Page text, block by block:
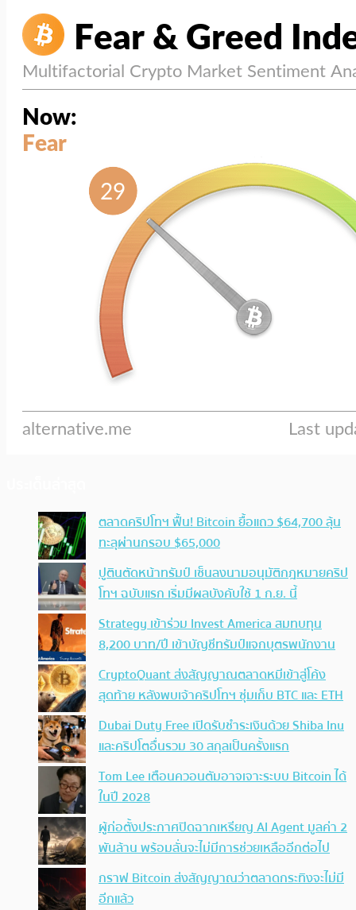
ตลาดคริปโทฯ ฟื้น! Bitcoin ยื้อแถว $64,700 ลุ้น
ทะลุผ่านกรอบ $65,000
ปูตินตัดหน้าทรัมป์ เซ็นลงนามอนุมัติกฎหมายคริป
โทฯ ฉบับแรก เริ่มมีผลบังคับใช้ 1 ก.ย. นี้
Strategy เข้าร่วม Invest America สมทบทุน
8,200 บาท/ปี เข้าบัญชีทรัมป์แจกบุตรพนักงาน
CryptoQuant ส่งสัญญาณตลาดหมีเข้าสู่โค้ง
สุดท้าย หลังพบเจ้าคริปโทฯ ซุ่มเก็บ BTC และ ETH
Dubai Duty Free เปิดรับชำระเงินด้วย Shiba Inu
และคริปโตอื่นรวม 30 สกุลเป็นครั้งแรก
Tom Lee เตือนควอนตัมอาจเจาะระบบ Bitcoin ได้
ในปี 2028
ผู้ก่อตั้งประกาศปิดฉากเหรียญ AI Agent มูลค่า 2
พันล้าน พร้อมลั่นจะไม่มีการช่วยเหลืออีกต่อไป
กราฟ Bitcoin ส่งสัญญาณว่าตลาดกระทิงจะไม่มี
อีกแล้ว